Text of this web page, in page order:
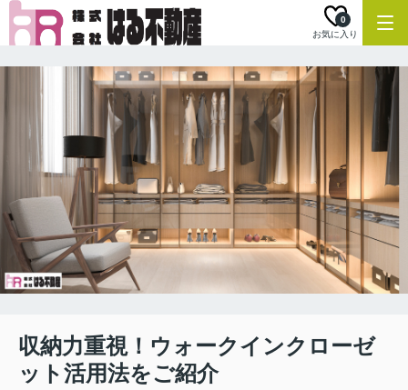
お気に入り
0
収納力重視！ウォークインクローゼ
ット活用法をご紹介